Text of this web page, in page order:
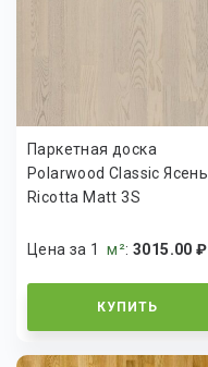
Паркетная доска
Polarwood Classic Ясень
Ricotta Matt 3S
Цена за 1м²:3015.00 ₽
КУПИТЬ